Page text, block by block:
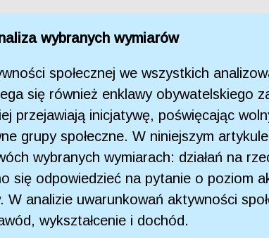
wybranych wymiarów
społecznej we wszystkich
się również enklawy obywatelskiego
przejawiają inicjatywę, poświęcając
grupy społeczne. W niniejszym
wybranych wymiarach: działań na
się odpowiedzieć na pytanie o poziom
analizie uwarunkowań aktywności
wykształcenie i dochód.